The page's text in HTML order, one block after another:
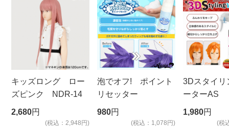
キッズロング ロー
ズピンク NDR-14
2,680円
(税込：2,948円)
泡でオフ! ポイント
リセッター
980円
(税込：1,078円)
3Dスタイリ
ーターAS
ビッグサイ
1,980円
(税